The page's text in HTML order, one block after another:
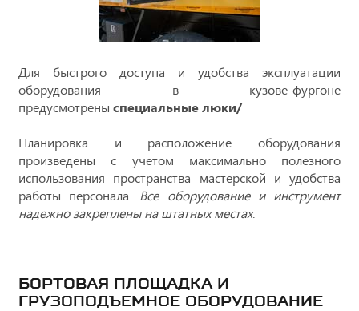
Для быстрого доступа и удобства эксплуатации
оборудования в кузове-фургоне
предусмотрены специальные люки/
Планировка и расположение оборудования
произведены с учетом максимально полезного
использования пространства мастерской и удобства
работы персонала. Все оборудование и инструмент
надежно закреплены на штатных местах.
БОРТОВАЯ ПЛОЩАДКА И
ГРУЗОПОДЪЕМНОЕ ОБОРУДОВАНИЕ